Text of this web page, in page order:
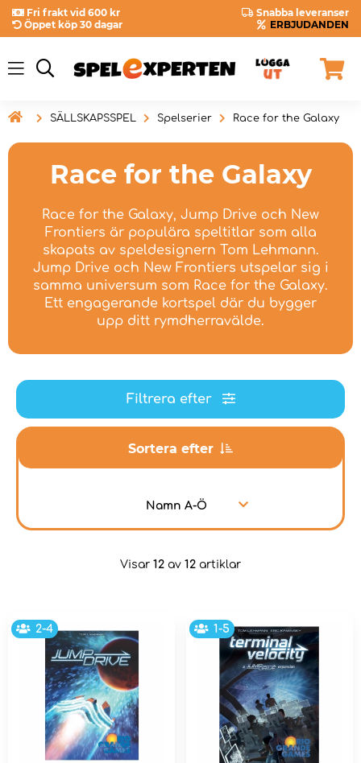
Fri frakt vid 600 kr
Snabba leveranser
Öppet köp 30 dagar
ERBJUDANDEN
 SÄLLSKAPSSPEL Spelserier Race for the Galaxy
Race for the Galaxy
Race for the Galaxy, Jump Drive och New
Frontiers är populära speltitlar som alla
skapats av speldesignern Tom Lehmann.
Jump Drive och New Frontiers utspelar sig i
samma universum som Race for the Galaxy.
Ett engagerande kortspel där du bygger
upp ditt rymdherravälde.
Filtrera efter
Sortera efter
Namn A-Ö
Visar 12 av 12 artiklar
2-4 1-5